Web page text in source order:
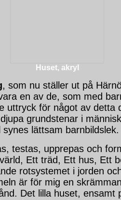
Huset, akryl
, som nu ställer ut på
en av de, som med
uttryck för något av detta
grundstenar i
lättsam barnbildslek.
testas, upprepas och
Ett träd, Ett hus, Ett
rotsystemet i jorden
är för mig en
Det lilla huset, ensamt